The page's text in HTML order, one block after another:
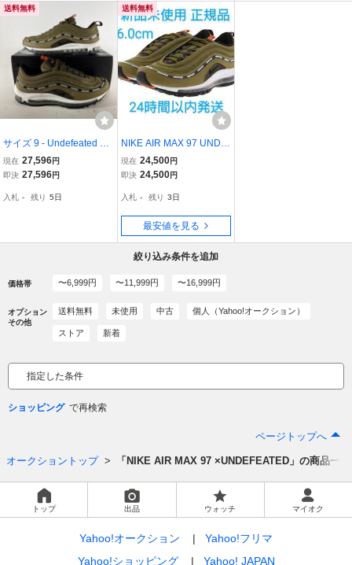
送料無料
サイズ 9 - Undefeated x
Nike Air Max 97 ミリティ
アグリーン 海外 即決
現在 27,596円
即決 27,596円
入札 - 残り 5日
送料無料
NIKE AIR MAX 97 UNDF
TD BLACK ナイキ エアマ
ックス スニーカー メンズ
品未使用 正規品 24時間以
内発送 送料無料
現在 24,500円
即決 24,500円
入札 - 残り 3日
最安値を見る
絞り込み条件を追加
価格帯 〜6,999円 〜11,999円 〜16,999円
オプション
その他
送料無料 未使用 中古 個人（Yahoo!オークション）
ストア 新着
指定した条件
ショッピング
ページトップへ
オークショントップ 「NIKE AIR MAX 97 ×UNDEFEATED」の商品一覧
トップ 出品 ウォッチ マイオク
Yahoo!オークション
Yahoo!フリマ
Yahoo!ショッピング
Yahoo! JAPAN